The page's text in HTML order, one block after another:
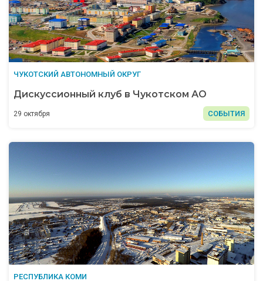
ЧУКОТСКИЙ АВТОНОМНЫЙ ОКРУГ
Дискуссионный клуб в Чукотском АО
29 октября СОБЫТИЯ
РЕСПУБЛИКА КОМИ